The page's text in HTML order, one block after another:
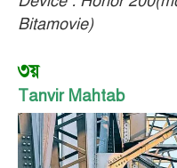
Bitamovie)
৩য়
Tanvir Mahtab